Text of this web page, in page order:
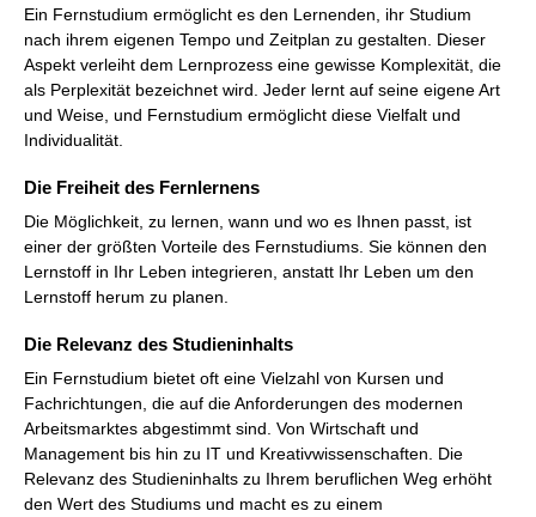
Ein Fernstudium ermöglicht es den Lernenden, ihr Studium
nach ihrem eigenen Tempo und Zeitplan zu gestalten. Dieser
Aspekt verleiht dem Lernprozess eine gewisse Komplexität, die
als Perplexität bezeichnet wird. Jeder lernt auf seine eigene Art
und Weise, und Fernstudium ermöglicht diese Vielfalt und
Individualität.
Die Freiheit des Fernlernens
Die Möglichkeit, zu lernen, wann und wo es Ihnen passt, ist
einer der größten Vorteile des Fernstudiums. Sie können den
Lernstoff in Ihr Leben integrieren, anstatt Ihr Leben um den
Lernstoff herum zu planen.
Die Relevanz des Studieninhalts
Ein Fernstudium bietet oft eine Vielzahl von Kursen und
Fachrichtungen, die auf die Anforderungen des modernen
Arbeitsmarktes abgestimmt sind. Von Wirtschaft und
Management bis hin zu IT und Kreativwissenschaften. Die
Relevanz des Studieninhalts zu Ihrem beruflichen Weg erhöht
den Wert des Studiums und macht es zu einem